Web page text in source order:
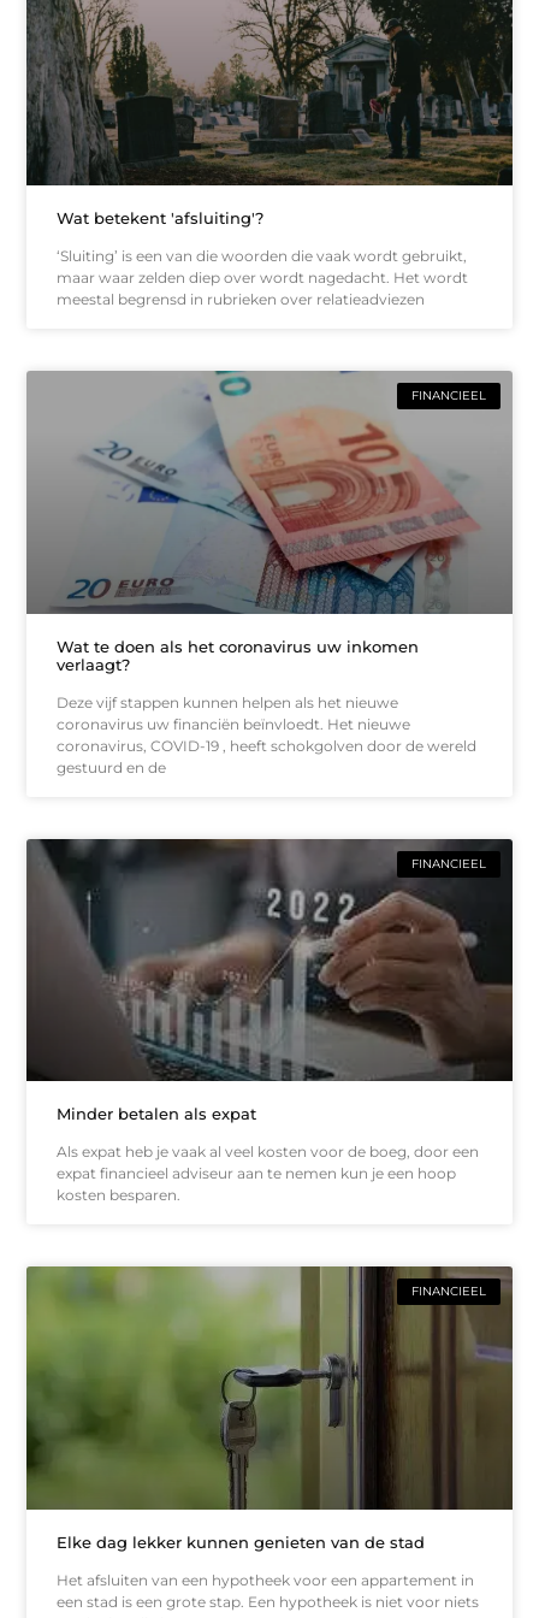
Wat betekent 'afsluiting'?
‘Sluiting’ is een van die woorden die vaak wordt gebruikt,
maar waar zelden diep over wordt nagedacht. Het wordt
meestal begrensd in rubrieken over relatieadviezen
FINANCIEEL
Wat te doen als het coronavirus uw inkomen
verlaagt?
Deze vijf stappen kunnen helpen als het nieuwe
coronavirus uw financiën beïnvloedt. Het nieuwe
coronavirus, COVID-19 , heeft schokgolven door de wereld
gestuurd en de
FINANCIEEL
Minder betalen als expat
Als expat heb je vaak al veel kosten voor de boeg, door een
expat financieel adviseur aan te nemen kun je een hoop
kosten besparen.
FINANCIEEL
Elke dag lekker kunnen genieten van de stad
Het afsluiten van een hypotheek voor een appartement in
een stad is een grote stap. Een hypotheek is niet voor niets